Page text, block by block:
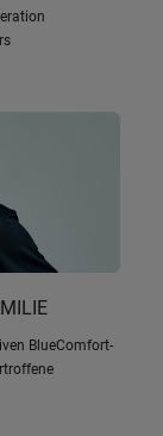
BlueComfort-